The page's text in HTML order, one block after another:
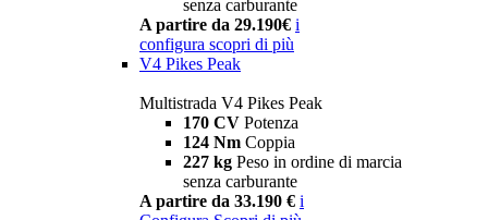
senza carburante
A partire da 29.190€ i
configura scopri di più
V4 Pikes Peak
Multistrada V4 Pikes Peak
170 CV Potenza
124 Nm Coppia
227 kg Peso in ordine di marcia
senza carburante
A partire da 33.190 € i